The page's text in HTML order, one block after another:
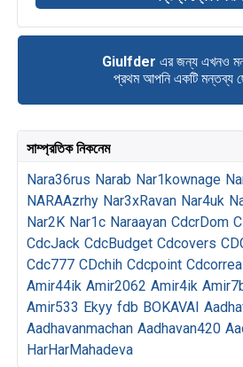
Giulfder এর জন্য এখনও
প্রথম আপনি একটি মন্তব্য
সাম্প্রতিক নিকনেম
Nara36rus Narab Nar1kownage
NARAAzrhy Nar3xRavan Nar4uk
Nar2K Nar1c Naraayan CdcrDom
CdcJack CdcBudget Cdcovers
Cdc777 CDchih Cdcpoint Cdcorrea
Amir44ik Amir2062 Amir4ik
Amir533 Ekyy fdb BOKAVAI
Aadhavanmachan Aadhavan420
HarHarMahadeva